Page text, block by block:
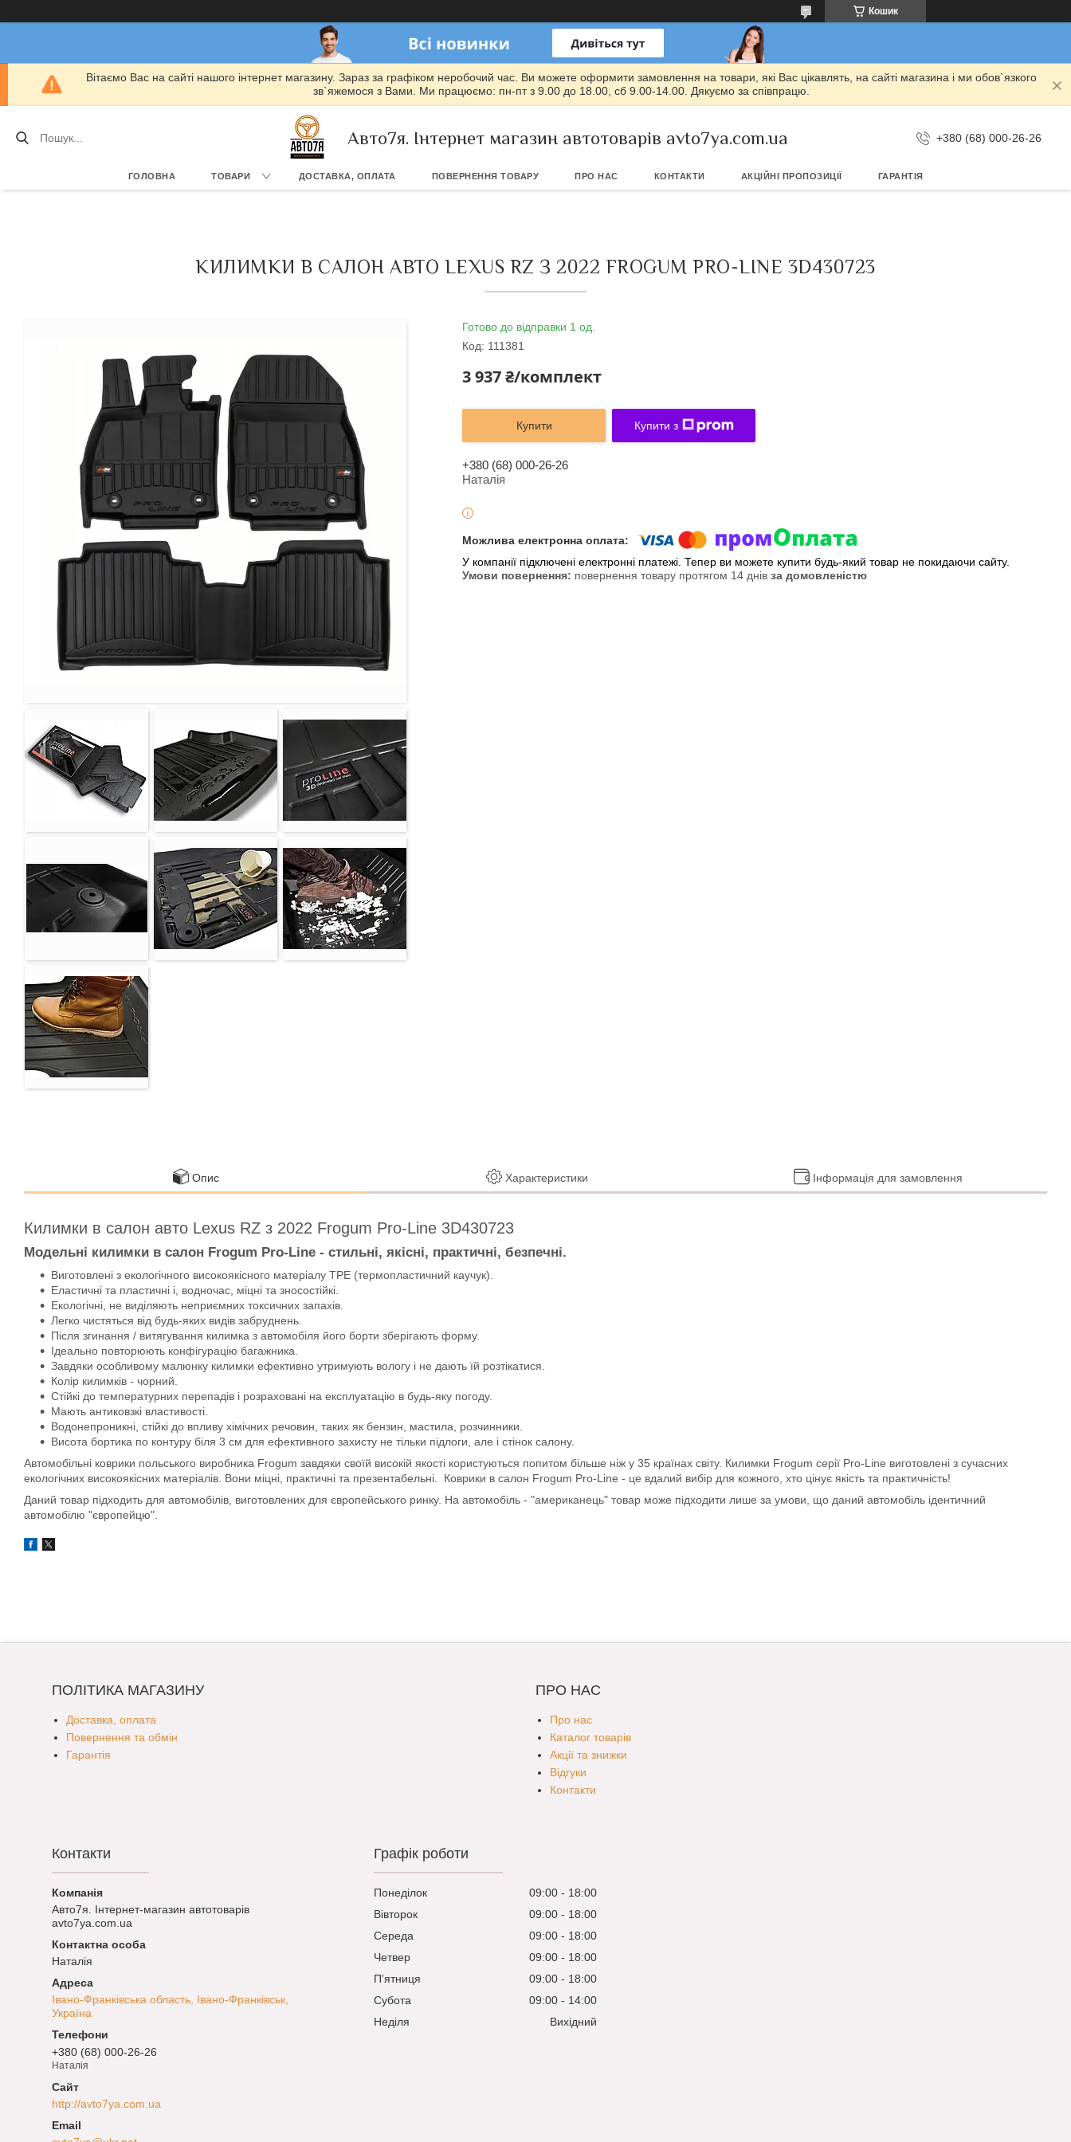
Кошик
Вітаємо Вас на сайті нашого інтернет магазину. Зараз за графіком неробочий час. Ви можете оформити замовлення на товари, які Вас цікавлять, на сайті магазина і ми обов`язкого
зв`яжемося з Вами. Ми працюємо: пн-пт з 9.00 до 18.00, сб 9.00-14.00. Дякуємо за співпрацю.
Авто7я. Інтернет магазин автотоварів avto7ya.com.ua +380 (68) 000-26-26
ГОЛОВНА ТОВАРИ ДОСТАВКА, ОПЛАТА ПОВЕРНЕННЯ ТОВАРУ ПРО НАС КОНТАКТИ АКЦІЙНІ ПРОПОЗИЦІЇ ГАРАНТІЯ
КИЛИМКИ В САЛОН АВТО LEXUS RZ З 2022 FROGUM PRO-LINE 3D430723
Готово до відправки 1 од.
Код: 111381
3 937 ₴/комплект
Купити Купити з
+380 (68) 000-26-26
Наталія
У компанії підключені електронні платежі. Тепер ви можете купити будь-який товар не покидаючи сайту.
повернення товару протягом 14 днів за домовленістю
Опис Характеристики Інформація для замовлення
Килимки в салон авто Lexus RZ з 2022 Frogum Pro-Line 3D430723
Модельні килимки в салон Frogum Pro-Line - стильні, якісні, практичні, безпечні.
Виготовлені з екологічного високоякісного матеріалу TPE (термопластичний каучук).
Еластичні та пластичні і, водночас, міцні та зносостійкі.
Екологічні, не виділяють неприємних токсичних запахів.
Легко чистяться від будь-яких видів забруднень.
Після згинання / витягування килимка з автомобіля його борти зберігають форму.
Ідеально повторюють конфігурацію багажника.
Завдяки особливому малюнку килимки ефективно утримують вологу і не дають їй розтікатися.
Колір килимків - чорний.
Стійкі до температурних перепадів і розраховані на експлуатацію в будь-яку погоду.
Мають антиковзкі властивості.
Водонепроникні, стійкі до впливу хімічних речовин, таких як бензин, мастила, розчинники.
Висота бортика по контуру біля 3 см для ефективного захисту не тільки підлоги, але і стінок салону.
Автомобільні коврики польського виробника Frogum завдяки своїй високій якості користуються попитом більше ніж у 35 країнах світу. Килимки Frogum серії Pro-Line виготовлені з сучасних
екологічних високоякісних матеріалів. Вони міцні, практичні та презентабельні. Коврики в салон Frogum Pro-Line - це вдалий вибір для кожного, хто цінує якість та практичність!
Даний товар підходить для автомобілів, виготовлених для європейського ринку. На автомобіль - "американець" товар може підходити лише за умови, що даний автомобіль ідентичний
автомобілю "європейцю".
ПОЛІТИКА МАГАЗИНУ
Доставка, оплата
Повернення та обмін
Гарантія
ПРО НАС
Про нас
Каталог товарів
Акції та знижки
Відгуки
Контакти
Контакти
Авто7я. Інтернет-магазин автотоварів
avto7ya.com.ua
Наталія
Івано-Франківська область, Івано-Франківськ,
Україна
+380 (68) 000-26-26
Наталія
http://avto7ya.com.ua
Графік роботи
Понеділок 09:00
18:00
Вівторок
09:00
18:00
Середа
09:00
18:00
Четвер
09:00
18:00
Пʼятниця
09:00
18:00
Субота
09:00
14:00
Неділя
Вихідний